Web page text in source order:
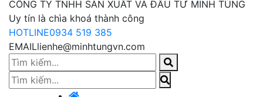
CÔNG TY TNHH SẢN XUẤT VÀ ĐẦU TƯ MINH TÙNG
Uy tín là chìa khoá thành công
HOTLINE0934 519 385
EMAILlienhe@minhtungvn.com